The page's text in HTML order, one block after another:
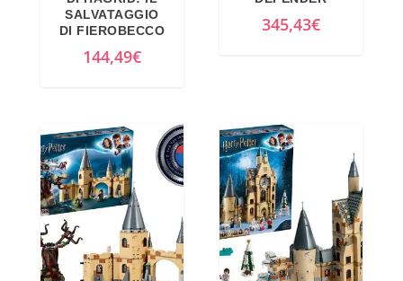
e
:
4
9
,
0
0
€
€
.
SALVATAGGIO
DI FIEROBECCO
144,49€
345,43€